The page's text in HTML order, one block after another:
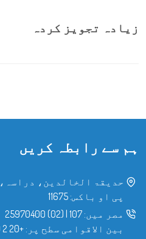
زیادہ تجویز کردہ
ہم سے رابطہ کریں
حدیقۃ الخالدین،
پی او باکس: 11675
مصر میں: 107
|
(02) 25970400
بین الاقوامی سطح پر: +20 2 25970400